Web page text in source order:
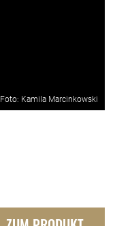
Foto: Kamila Marcinkowski